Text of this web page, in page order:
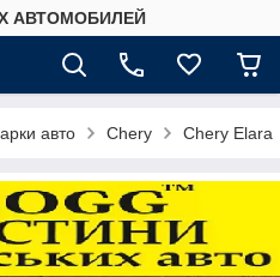
АВТОМОБИЛЕЙ
авто Chery Chery Elara